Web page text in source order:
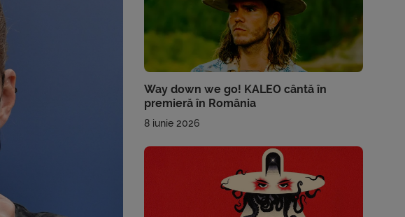
Way down we go! KALEO cântă în
premieră în România
8 iunie 2026